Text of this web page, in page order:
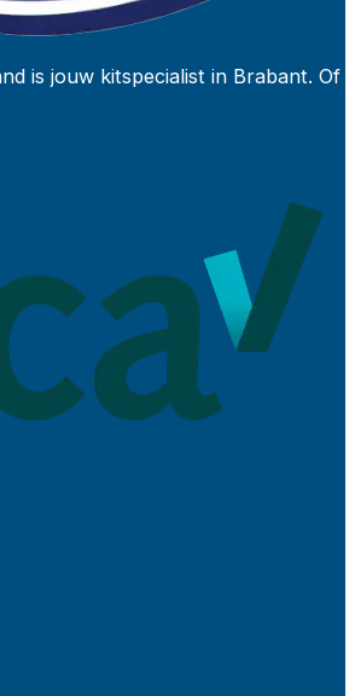
is jouw kitspecialist in Brabant.